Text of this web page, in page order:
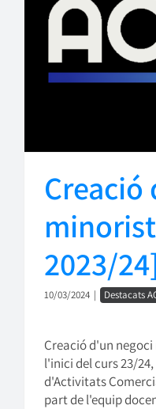
Creació
2023/24]
10/03/2024 | Destacats
Creació d'un
l'inici del curs 23/
d'Activitats
part de l'equip